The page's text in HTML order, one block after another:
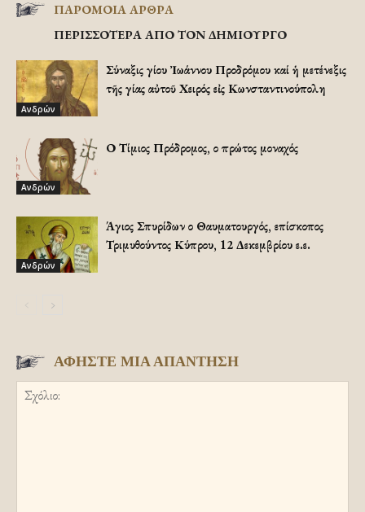
ΠΑΡΟΜΟΙΑ ΑΡΘΡΑ
ΠΕΡΙΣΣΟΤΕΡΑ ΑΠΟ ΤΟΝ ΔΗΜΙΟΥΡΓΟ
Ανδρών
Σύναξις Ἁγίου Ἰωάννου Προδρόμου καί ἡ μετένεξις
τῆς Ἁγίας αὐτοῦ Χειρός εἰς Κωνσταντινούπολη
Ανδρών
Ο Τίμιος Πρόδρομος, ο πρώτος μοναχός
Ανδρών
Άγιος Σπυρίδων ο Θαυματουργός, επίσκοπος
Τριμυθούντος Κύπρου, 12 Δεκεμβρίου ε.ε.
ΑΦΗΣΤΕ ΜΙΑ ΑΠΑΝΤΗΣΗ